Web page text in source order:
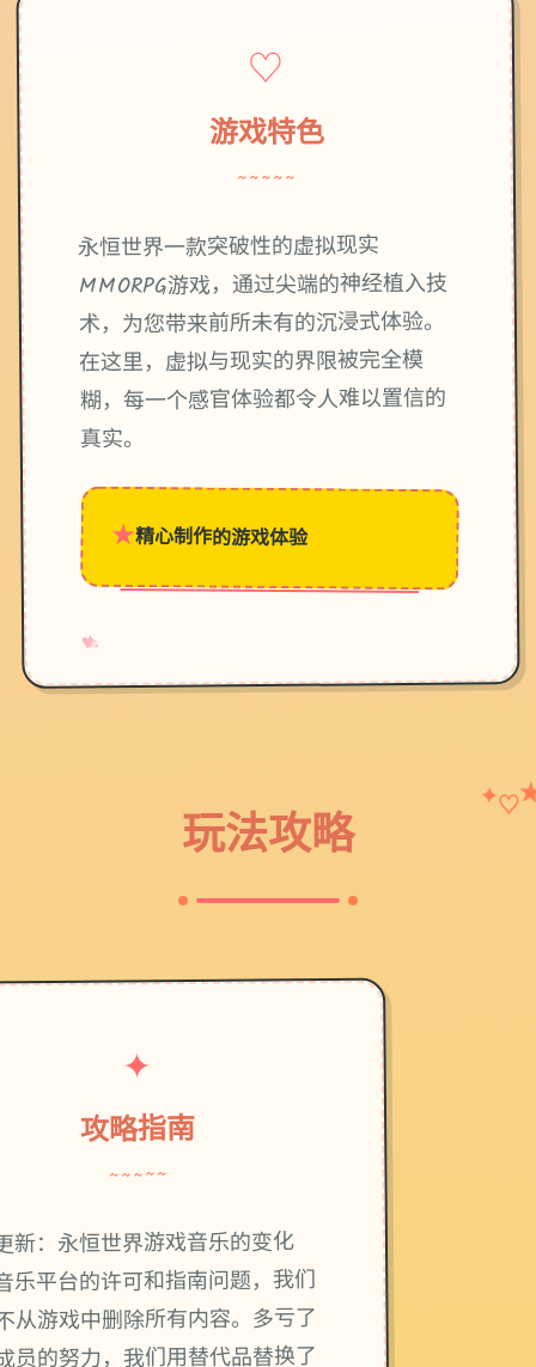
♡
游戏特色
~~~~~
永恒世界一款突破性的虚拟现实
MMORPG游戏，通过尖端的神经植入技
术，为您带来前所未有的沉浸式体验。
在这里，虚拟与现实的界限被完全模
糊，每一个感官体验都令人难以置信的
真实。
★精心制作的游戏体验
♥
✧
→
玩法攻略
✦♡
✦
攻略指南
~~~~~
新：永恒世界游戏音乐的变化
乐平台的许可和指南问题，我们
从游戏中删除所有内容。多亏了